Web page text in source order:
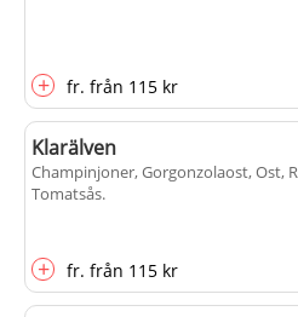
+ fr. från 115 kr
Klarälven
Champinjoner, Gorgonzolaost, Ost,
Tomatsås.
+ fr. från 115 kr